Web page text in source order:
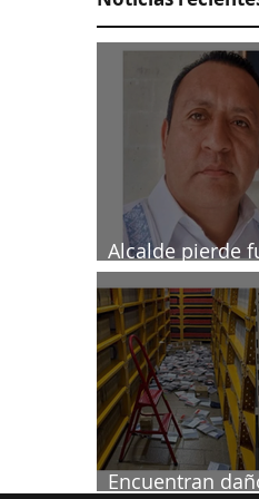
Alcalde pierde
investigado
periodista
Encuentran